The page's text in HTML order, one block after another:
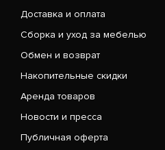
Доставка и оплата
Сборка и уход за мебелью
Обмен и возврат
Накопительные скидки
Аренда товаров
Новости и пресса
Публичная оферта